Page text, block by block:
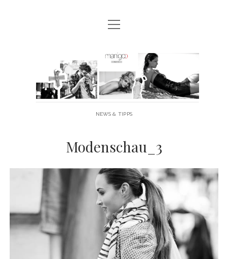
MANIGOO BLOG
MANIGOO MODELS
IMPRESSUM & DATENSCHUTZ
Menü
öffnen
Manigoo
NEWS & TIPPS
Modenschau_3